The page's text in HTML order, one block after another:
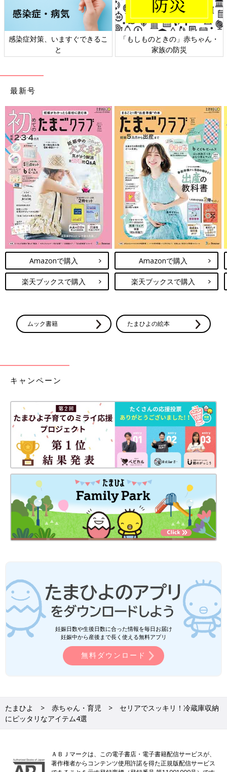
感染症対策、いますぐできるこ
と
「もしものときの」赤ちゃん・
家族の防災
最新号
Amazonで購入
楽天ブックスで購入
Amazonで購入
楽天ブックスで購入
ムック書籍 たまひよの絵本
キャンペーン
妊娠日数や生後日数に合った情報を毎日お届け
妊娠中から産後まで長く使える無料アプリ
無料ダウンロード
たまひよ 赤ちゃん・育児
セリアでスッキリ！冷蔵庫収納
にピッタリなアイテム4選
ＡＢＪマークは、この電子書店・電子書籍配信サービスが、
著作権者からコンテンツ使用許諾を得た正規版配信サービス